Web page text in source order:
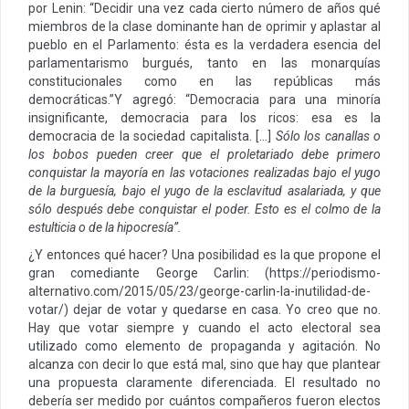
por Lenin: “Decidir una vez cada cierto número de años qué
miembros de la clase dominante han de oprimir y aplastar al
pueblo en el Parlamento: ésta es la verdadera esencia del
parlamentarismo burgués, tanto en las monarquías
constitucionales como en las repúblicas más
democráticas.”Y agregó: “Democracia para una minoría
insignificante, democracia para los ricos: esa es la
democracia de la sociedad capitalista. […] Sólo los canallas o
los bobos pueden creer que el proletariado debe primero
conquistar la mayoría en las votaciones realizadas bajo el yugo
de la burguesía, bajo el yugo de la esclavitud asalariada, y que
sólo después debe conquistar el poder. Esto es el colmo de la
estulticia o de la hipocresía”.
¿Y entonces qué hacer? Una posibilidad es la que propone el
gran comediante George Carlin: (https://periodismo-
alternativo.com/2015/05/23/george-carlin-la-inutilidad-de-
votar/) dejar de votar y quedarse en casa. Yo creo que no.
Hay que votar siempre y cuando el acto electoral sea
utilizado como elemento de propaganda y agitación. No
alcanza con decir lo que está mal, sino que hay que plantear
una propuesta claramente diferenciada. El resultado no
debería ser medido por cuántos compañeros fueron electos